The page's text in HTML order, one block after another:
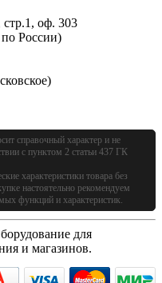
оф. 303
России)
справочный характер и не
с пунктом 2 статьи 437 ГК
характеристики товара без
настоятельно рекомендуем
функций и характеристик.
для
и магазинов.